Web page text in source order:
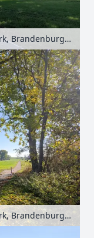
Feldweg am Unteruckersee, Uckermark, Brandenburg, Deutschland
Feldweg am Unteruckersee, Uckermark, Brandenburg, Deutschland